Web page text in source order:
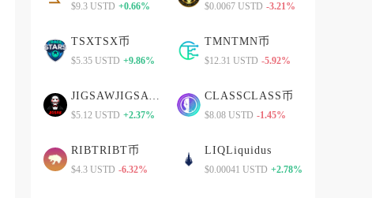
$9.3 USTD +0.66% $0.0067 USTD -3.21%
TSXTSX币
$5.35 USTD +9.86%
TMNTMN币
$12.31 USTD -5.92%
JIGSAWJIGSAW币
$5.12 USTD +2.37%
CLASSCLASS币
$8.08 USTD -1.45%
RIBTRIBT币
$4.3 USTD -6.32%
LIQLiquidus
$0.00041 USTD +2.78%